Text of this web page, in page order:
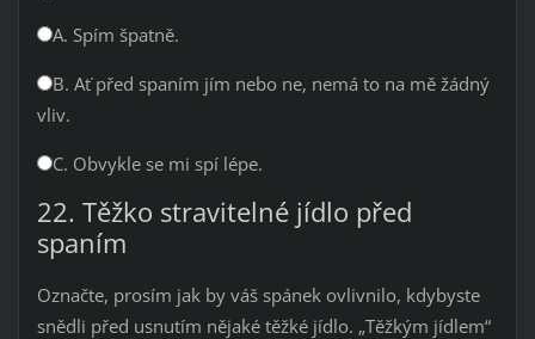
A. Spím špatně.
B. Ať před spaním jím nebo ne, nemá to na mě žádný
vliv.
C. Obvykle se mi spí lépe.
22. Těžko stravitelné jídlo před
spaním
Označte, prosím jak by váš spánek ovlivnilo, kdybyste
snědli před usnutím nějaké těžké jídlo. „Těžkým jídlem“